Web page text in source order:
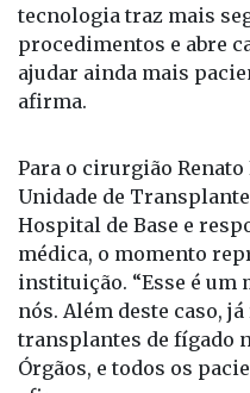
tecnologia traz mais
procedimentos e abre
ajudar ainda mais
afirma.
Para o cirurgião Renato
Unidade de
Hospital de Base e
médica, o momento
instituição. “Esse é
nós. Além deste caso,
transplantes de fígado
Órgãos, e todos os